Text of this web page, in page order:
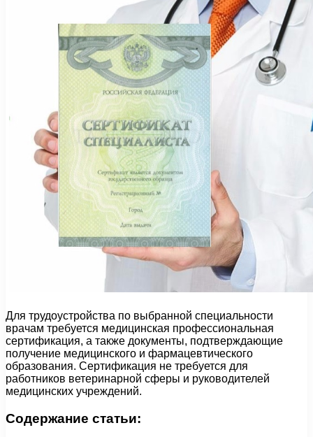
Для трудоустройства по выбранной специальности
врачам требуется медицинская профессиональная
сертификация, а также документы, подтверждающие
получение медицинского и фармацевтического
образования. Сертификация не требуется для
работников ветеринарной сферы и руководителей
медицинских учреждений.
Содержание статьи: